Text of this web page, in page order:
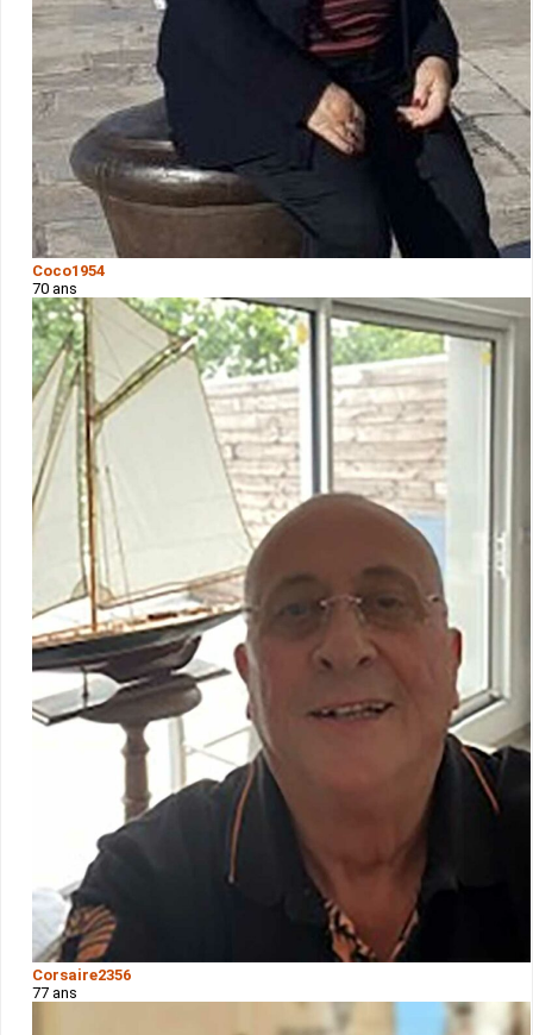
Coco1954
70 ans
Corsaire2356
77 ans